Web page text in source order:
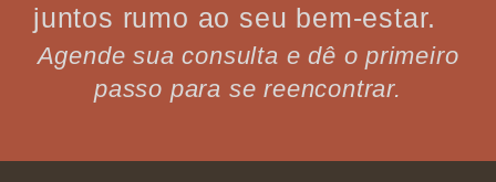
juntos rumo ao seu bem-estar.
Agende sua consulta e dê o primeiro
passo para se reencontrar.